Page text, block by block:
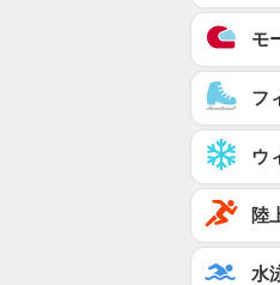
モ
フ
ウ
陸
水